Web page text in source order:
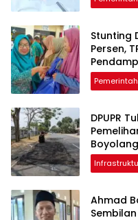
Stunting
Persen,
DPUPR
Ahmad